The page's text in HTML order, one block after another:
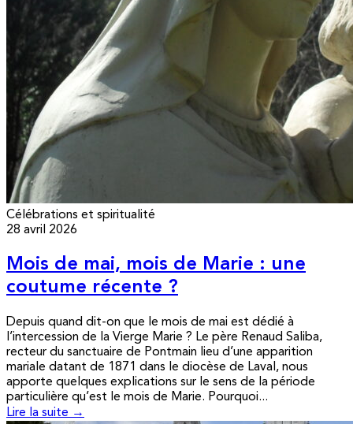
Célébrations et spiritualité
28 avril 2026
Mois de mai, mois de Marie : une
coutume récente ?
Depuis quand dit-on que le mois de mai est dédié à
l’intercession de la Vierge Marie ? Le père Renaud Saliba,
recteur du sanctuaire de Pontmain lieu d’une apparition
mariale datant de 1871 dans le diocèse de Laval, nous
apporte quelques explications sur le sens de la période
particulière qu’est le mois de Marie. Pourquoi...
Lire la suite →